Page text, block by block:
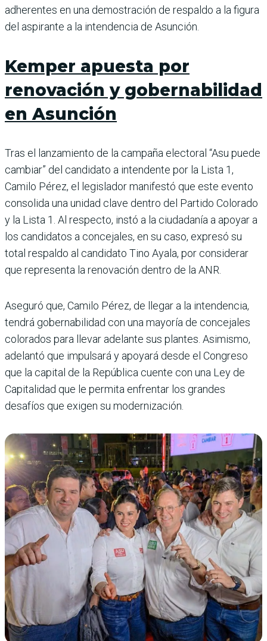
adherentes en una demostración de respaldo a la figura
del aspirante a la intendencia de Asunción.
Kemper apuesta por
renovación y gobernabilidad
en Asunción
Tras el lanzamiento de la campaña electoral “Asu puede
cambiar” del candidato a intendente por la Lista 1,
Camilo Pérez, el legislador manifestó que este evento
consolida una unidad clave dentro del Partido Colorado
y la Lista 1. Al respecto, instó a la ciudadanía a apoyar a
los candidatos a concejales, en su caso, expresó su
total respaldo al candidato Tino Ayala, por considerar
que representa la renovación dentro de la ANR.
Aseguró que, Camilo Pérez, de llegar a la intendencia,
tendrá gobernabilidad con una mayoría de concejales
colorados para llevar adelante sus plantes. Asimismo,
adelantó que impulsará y apoyará desde el Congreso
que la capital de la República cuente con una Ley de
Capitalidad que le permita enfrentar los grandes
desafíos que exigen su modernización.